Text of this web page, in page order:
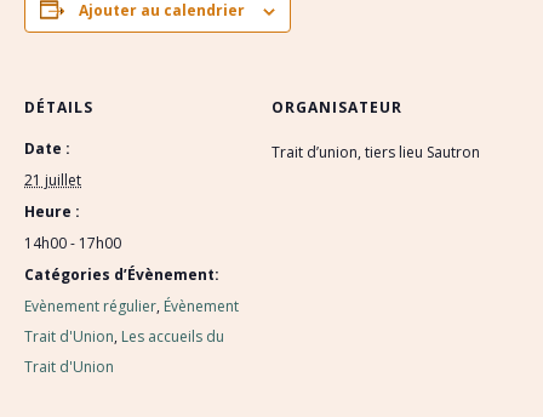
Ajouter au calendrier
DÉTAILS
Date :
21 juillet
Heure :
14h00 - 17h00
Catégories d’Évènement:
Evènement régulier, Évènement
Trait d'Union, Les accueils du
Trait d'Union
ORGANISATEUR
Trait d’union, tiers lieu Sautron